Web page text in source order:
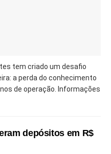
tem criado um desafio
a perda do conhecimento
de operação. Informações
depósitos em R$